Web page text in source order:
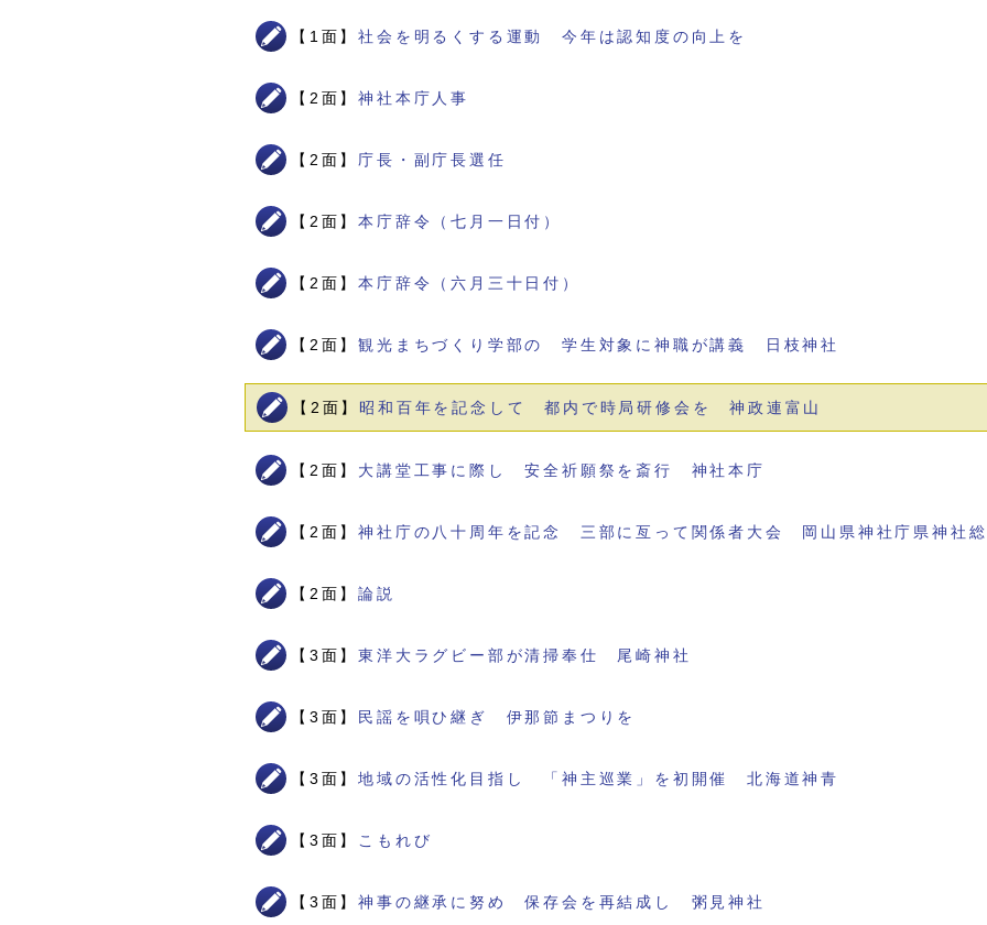
【1面】社会を明るくする運動 今年は認知度の向上を
【2面】神社本庁人事
【2面】 庁長・副庁長選任
【2面】本庁辞令（七月一日付）
【2面】本庁辞令（六月三十日付）
【2面】観光まちづくり学部の 学生対象に神職が講義 日枝神社
【2面】 昭和百年を記念して 都内で時局研修会を 神政連富山
【2面】 大講堂工事に際し 安全祈願祭を斎行 神社本庁
【2面】神社庁の八十周年を記念 三部に亙って関係者大会 岡山県神社庁県神社
【2面】論説
【3面】東洋大ラグビー部が清掃奉仕 尾崎神社
【3面】 民謡を唄ひ継ぎ 伊那節まつりを
【3面】地域の活性化目指し 「神主巡業」を初開催 北海道神青
【3面】 こもれび
【3面】神事の継承に努め 保存会を再結成し 粥見神社